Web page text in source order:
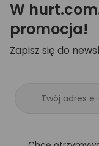
W
promocja!
Zapisz się do